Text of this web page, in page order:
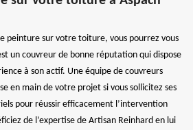
peinture sur votre toiture, vous pourrez vous
un couvreur de bonne réputation qui dispose
à son actif. Une équipe de couvreurs
en main de votre projet si vous sollicitez ses
pour réussir efficacement l’intervention
de l’expertise de Artisan Reinhard en lui